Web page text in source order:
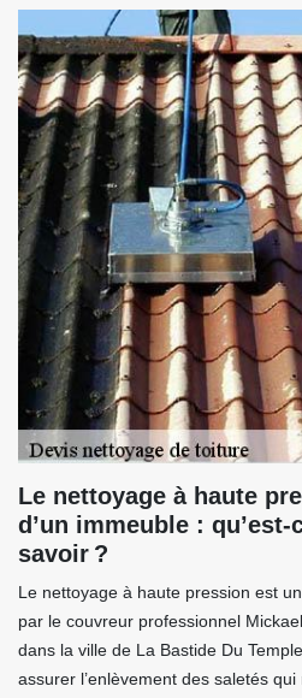
Le nettoyage à haute
d’un immeuble : qu’est-
savoir ?
Le nettoyage à haute pression est
par le couvreur professionnel
dans la ville de La Bastide Du
assurer l’enlèvement des saletés